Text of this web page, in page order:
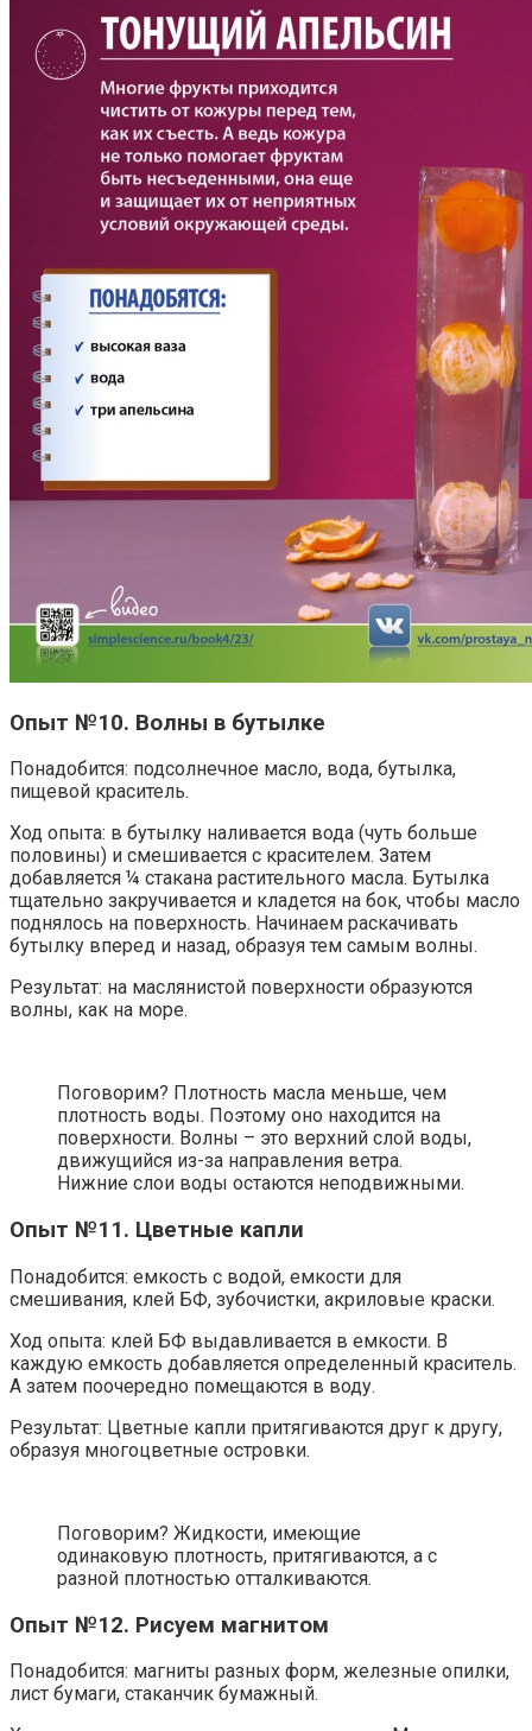
Опыт №10. Волны в бутылке
Понадобится: подсолнечное масло, вода, бутылка,
пищевой краситель.
Ход опыта: в бутылку наливается вода (чуть больше
половины) и смешивается с красителем. Затем
добавляется ¼ стакана растительного масла. Бутылка
тщательно закручивается и кладется на бок, чтобы масло
поднялось на поверхность. Начинаем раскачивать
бутылку вперед и назад, образуя тем самым волны.
Результат: на маслянистой поверхности образуются
волны, как на море.
Поговорим? Плотность масла меньше, чем
плотность воды. Поэтому оно находится на
поверхности. Волны – это верхний слой воды,
движущийся из-за направления ветра.
Нижние слои воды остаются неподвижными.
Опыт №11. Цветные капли
Понадобится: емкость с водой, емкости для
смешивания, клей БФ, зубочистки, акриловые краски.
Ход опыта: клей БФ выдавливается в емкости. В
каждую емкость добавляется определенный краситель.
А затем поочередно помещаются в воду.
Результат: Цветные капли притягиваются друг к другу,
образуя многоцветные островки.
Поговорим? Жидкости, имеющие
одинаковую плотность, притягиваются, а с
разной плотностью отталкиваются.
Опыт №12. Рисуем магнитом
Понадобится: магниты разных форм, железные опилки,
лист бумаги, стаканчик бумажный.